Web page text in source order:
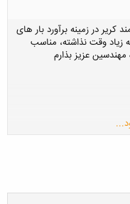
کریر در زمینه برآورد بار های
زیاد وقت نذاشته، مناسب
عزیز بذارم
http://s1.picofile.com/